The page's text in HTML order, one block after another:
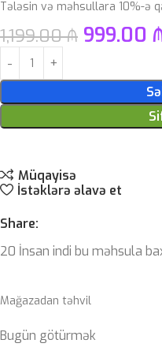
Tələsin və məhsullara 10%-ə
1,199.00₼ 999.00
Müqayisə
İstəklərə əlavə et
Share:
20 İnsan indi bu məhsula
Mağazadan təhvil
Bugün götürmək